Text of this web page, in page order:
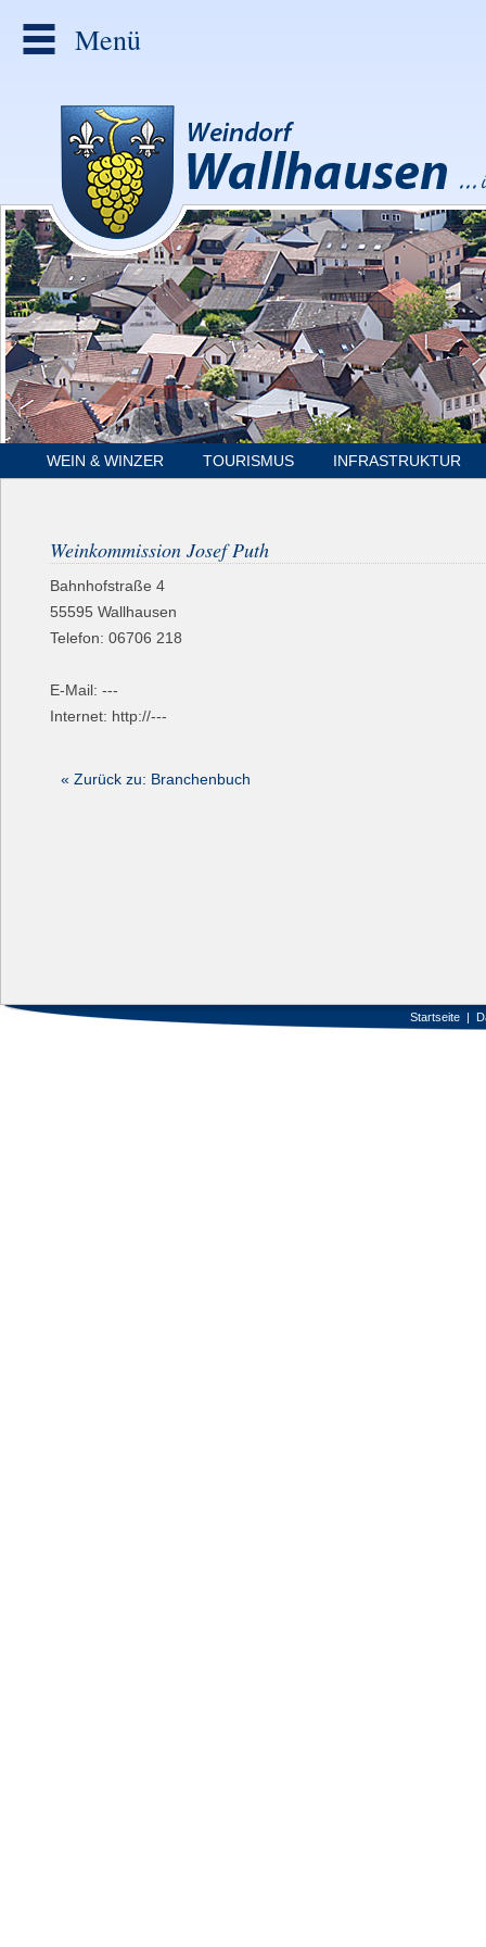
Menü
WEIN & WINZER TOURISMUS INFRASTRUKTUR
Weinkommission Josef Puth
Bahnhofstraße 4
55595 Wallhausen
Telefon: 06706 218
E-Mail: ---
Internet: http://---
« Zurück zu: Branchenbuch
Startseite|